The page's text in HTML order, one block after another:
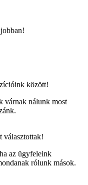
között!
várnak nálunk most
választottak!
az ügyfeleink
rólunk mások.